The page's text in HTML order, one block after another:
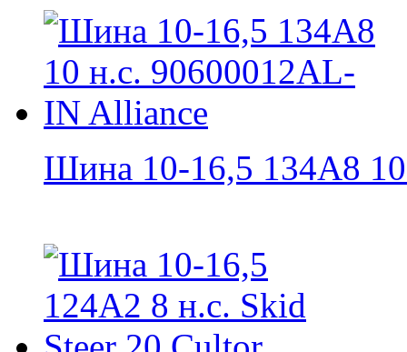
Шина 10-16,5 134A8